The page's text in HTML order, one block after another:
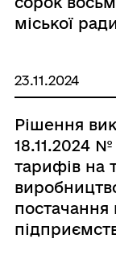
міської
23.11.2024
Рішення
18.11.2024
тарифів на